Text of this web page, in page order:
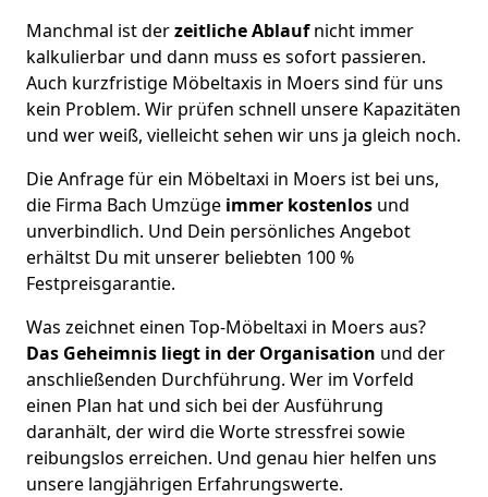
Manchmal ist derzeitliche Ablaufnicht immer
kalkulierbar und dann muss es sofort passieren.
Auch kurzfristige Möbeltaxis in Moers sind für uns
kein Problem. Wir prüfen schnell unsere Kapazitäten
und wer weiß, vielleicht sehen wir uns ja gleich noch.
Die Anfrage für ein Möbeltaxi in Moers ist bei uns,
die Firma Bach Umzüge immer kostenlos und
unverbindlich. Und Dein persönliches Angebot
erhältst Du mit unserer beliebten 100 %
Festpreisgarantie.
Was zeichnet einen Top-Möbeltaxi in Moers aus?
Das Geheimnis liegt in der Organisation und der
anschließenden Durchführung. Wer im Vorfeld
einen Plan hat und sich bei der Ausführung
daranhält, der wird die Worte stressfrei sowie
reibungslos erreichen. Und genau hier helfen uns
unsere langjährigen Erfahrungswerte.